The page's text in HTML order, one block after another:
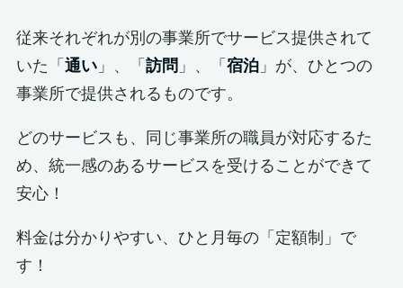
従来それぞれが別の事業所でサービス提供されて
いた「 通い 」、「 訪問 」、「 宿泊 」が、ひとつの
事業所で提供されるものです。
どのサービスも、同じ事業所の職員が対応するた
め、統一感のあるサービスを受けることができて
安心！
料金は分かりやすい、ひと月毎の「定額制」で
す！